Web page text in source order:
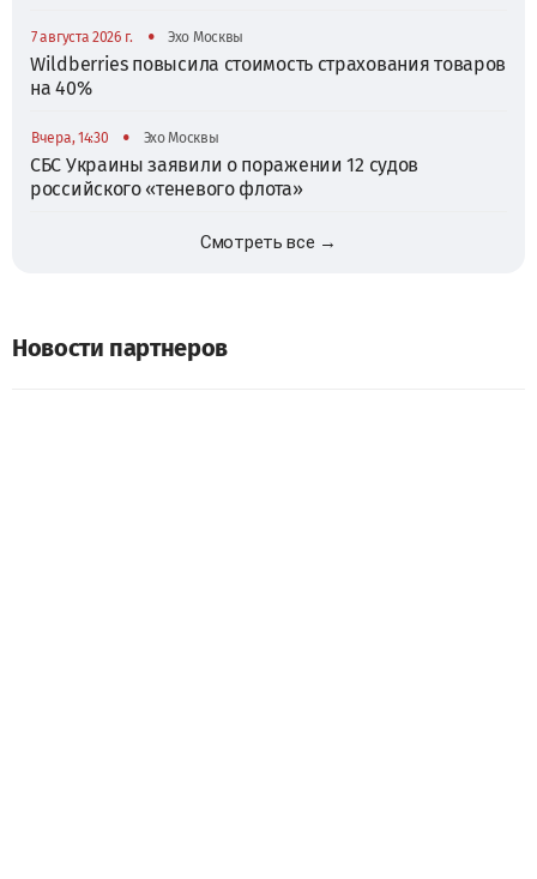
7 августа 2026 г. • Эхо Москвы
Wildberries повысила стоимость страхования товаров
на 40%
Вчера, 14:30 • Эхо Москвы
СБС Украины заявили о поражении 12 судов
российского «теневого флота»
Смотреть все →
Новости партнеров